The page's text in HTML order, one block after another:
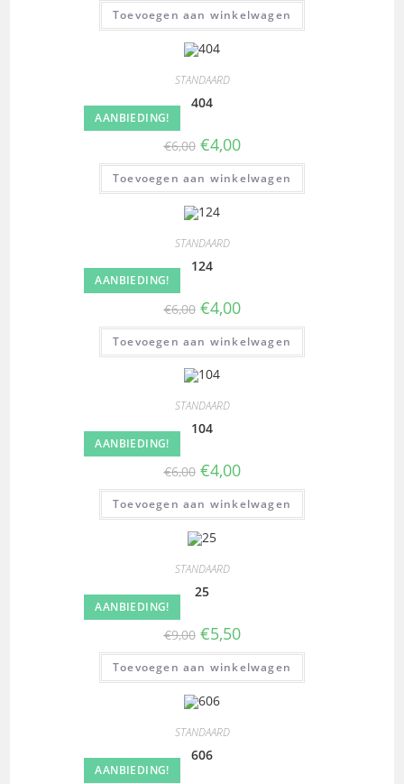
Toevoegen aan winkelwagen
AANBIEDING!
STANDAARD
404
€6,00 €4,00
Toevoegen aan winkelwagen
AANBIEDING!
STANDAARD
124
€6,00 €4,00
Toevoegen aan winkelwagen
AANBIEDING!
STANDAARD
104
€6,00 €4,00
Toevoegen aan winkelwagen
AANBIEDING!
STANDAARD
25
€9,00 €5,50
Toevoegen aan winkelwagen
AANBIEDING!
STANDAARD
606